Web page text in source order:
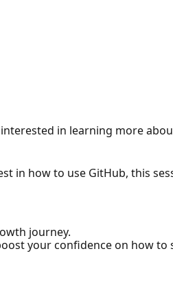
in learning more
in how to use GitHub, this
journey.
your confidence on how